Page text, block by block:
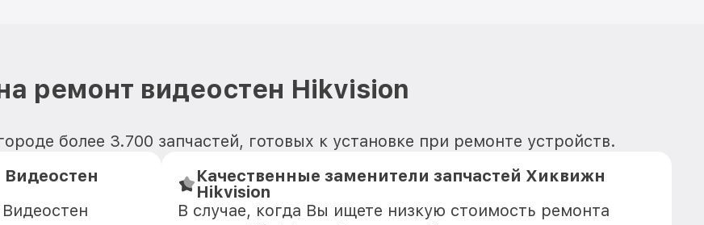
ремонт видеостен Hikvision
более 3.700 запчастей, готовых к установке при ремонте устройств.
Качественные заменители запчастей Хиквижн
Hikvision
В случае, когда Вы ищете низкую стоимость ремонта